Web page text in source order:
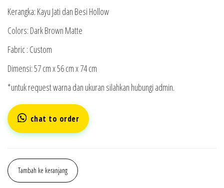
Kerangka: Kayu Jati dan Besi Hollow
Colors: Dark Brown Matte
Fabric : Custom
Dimensi: 57 cm x 56 cm x 74 cm
*untuk request warna dan ukuran silahkan hubungi admin.
chat to order
Tambah ke keranjang